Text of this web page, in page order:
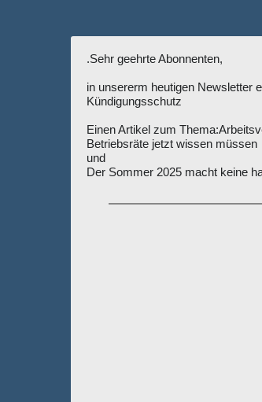
.Sehr geehrte Abonnenten,
in unsererm heutigen Newsletter
Kündigungsschutz
Einen Artikel zum Thema:
Betriebsräte jetzt wissen müssen
und
Der Sommer 2025 macht keine